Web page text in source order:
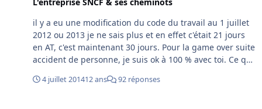
ne cherche aucune polémique, je corrige simplement
une aberration écrite au dessus.
il y a eu une modification du code du travail au 1 juillet
2012 ou 2013 je ne sais plus et en effet c'était 21 jours
en AT, c'est maintenant 30 jours. Pour la game over suite
accident de personne, je suis ok à 100 % avec toi. Ce qui
incite des gens à refuser de faire un train pour justifier
4 juillet 201412 ans 92 réponses